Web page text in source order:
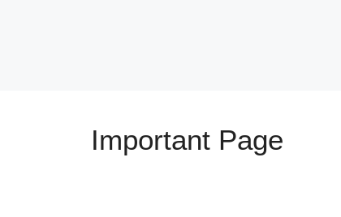
Important Page